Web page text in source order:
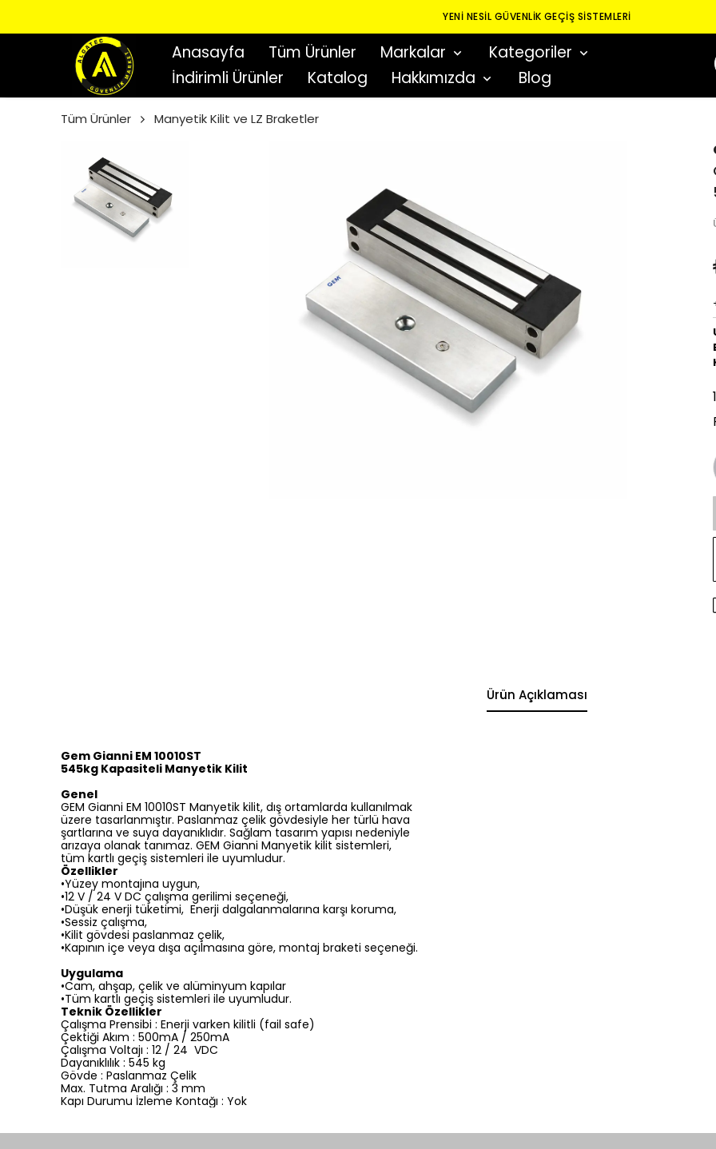
YENI NESIL GÜVENLIK GEÇIŞ SISTEMLERI
Anasayfa Tüm Ürünler Markalar
Kategoriler
İndirimli Ürünler
Katalog Hakkımızda Blog
Tüm Ürünler Manyetik Kilit ve LZ Braketler
Ürün Açıklaması
Gem Gianni EM 10010ST
545kg Kapasiteli Manyetik Kilit
Genel
GEM Gianni EM 10010ST Manyetik kilit, dış ortamlarda kullanılmak
üzere tasarlanmıştır. Paslanmaz çelik gövdesiyle her türlü hava
şartlarına ve suya dayanıklıdır. Sağlam tasarım yapısı nedeniyle
arızaya olanak tanımaz. GEM Gianni Manyetik kilit sistemleri,
tüm kartlı geçiş sistemleri ile uyumludur.
Özellikler
•Yüzey montajına uygun,
•12 V / 24 V DC çalışma gerilimi seçeneği,
•Düşük enerji tüketimi, Enerji dalgalanmalarına karşı koruma,
•Sessiz çalışma,
•Kilit gövdesi paslanmaz çelik,
•Kapının içe veya dışa açılmasına göre, montaj braketi seçeneği.
Uygulama
•Cam, ahşap, çelik ve alüminyum kapılar
•Tüm kartlı geçiş sistemleri ile uyumludur.
Teknik Özellikler
Çalışma Prensibi : Enerji varken kilitli (fail safe)
Çektiği Akım : 500mA / 250mA
Çalışma Voltajı : 12 / 24 VDC
Dayanıklılık : 545 kg
Gövde : Paslanmaz Çelik
Max. Tutma Aralığı : 3 mm
Kapı Durumu İzleme Kontağı : Yok